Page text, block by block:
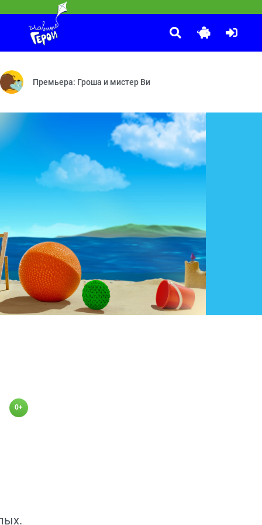
— Застрявший в болоте — Помогите нелетающей птичке! — Дом
— Сладкоежка — Очки — Динозавр — День Рождения —
С добрым утром, малыши!
Герои легендарной программы «Спокойной ночи, малыши!»
Премьера: Гроша и мистер Ви
0+